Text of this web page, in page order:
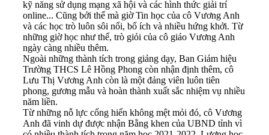
kỹ năng sử dụng mạng xã hội và các hình thức giải trí
online... Cũng bởi thế mà giờ Tin học của cô Vương Anh
và các học trò luôn sôi nổi, bổ ích và nhiều hứng khởi. Từ
những giờ học như thế, trò giỏi của cô giáo Vương Anh
ngày càng nhiều thêm.
Ngoài những thành tích trong giảng dạy, Ban Giám hiệu
Trường THCS Lê Hồng Phong còn nhận định thêm, cô
Lưu Thị Vương Anh còn là một đảng viên luôn tiên
phong, gương mẫu và hoàn thành xuất sắc nhiệm vụ nhiều
năm liền.
Từ những nỗ lực cống hiến không mệt mỏi đó, cô Vương
Anh đã vinh dự được nhận Bằng khen của UBND tỉnh vì